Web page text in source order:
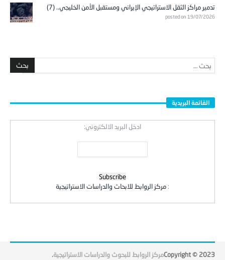
تدمير مراكز الثقل الاستراتيجي الإيراني ومستقبل الأمن الخليجي.. (7)
posted on 19/07/2026
القائمة البريدية
ادخل البريد الالكتروني:
: مركز الروابط للابحاث والدراسات الاستراتيجية
Copyright © 2023مركز الروابط للبحوث والدراسات الاستراتيجية.